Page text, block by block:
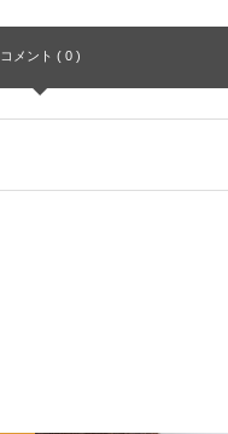
コメント ( 0 )